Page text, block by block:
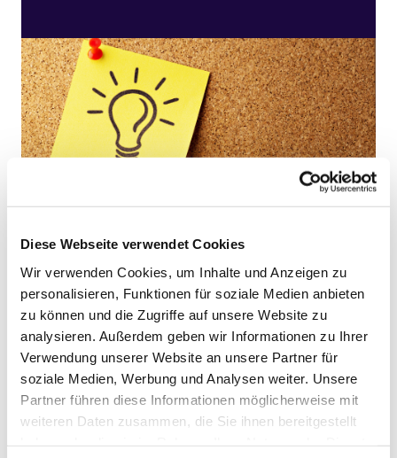
Diese Webseite verwendet Cookies
Wir verwenden Cookies, um Inhalte und Anzeigen zu
personalisieren, Funktionen für soziale Medien anbieten
zu können und die Zugriffe auf unsere Website zu
analysieren. Außerdem geben wir Informationen zu Ihrer
Verwendung unserer Website an unsere Partner für
soziale Medien, Werbung und Analysen weiter. Unsere
Partner führen diese Informationen möglicherweise mit
weiteren Daten zusammen, die Sie ihnen bereitgestellt